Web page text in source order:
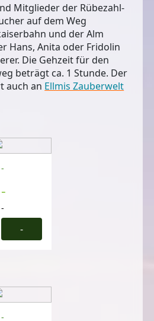
Mitglieder der Rübezahl-
auf dem Weg
und der Alm
Hans, Anita oder Fridolin
Die Gehzeit für den
beträgt ca. 1 Stunde. Der
auch an Ellmis Zauberwelt
-
-
-
-
-